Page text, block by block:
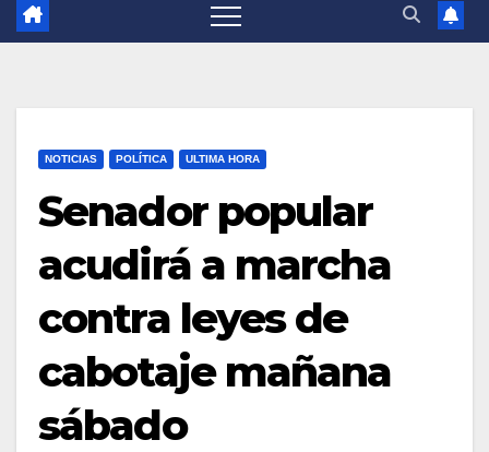
NOTICIAS POLÍTICA ULTIMA HORA
Senador popular
acudirá a marcha
contra leyes de
cabotaje mañana
sábado